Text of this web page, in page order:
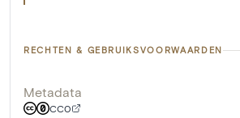
RECHTEN & GEBRUIKSVOORWAARDEN
Metadata
CC0